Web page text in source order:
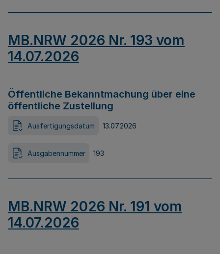
MB.NRW 2026 Nr. 193 vom
14.07.2026
Öffentliche Bekanntmachung über eine
öffentliche Zustellung
Ausfertigungsdatum 13.07.2026
Ausgabennummer 193
MB.NRW 2026 Nr. 191 vom
14.07.2026